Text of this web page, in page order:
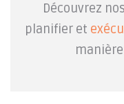
Découvrez
planifier et